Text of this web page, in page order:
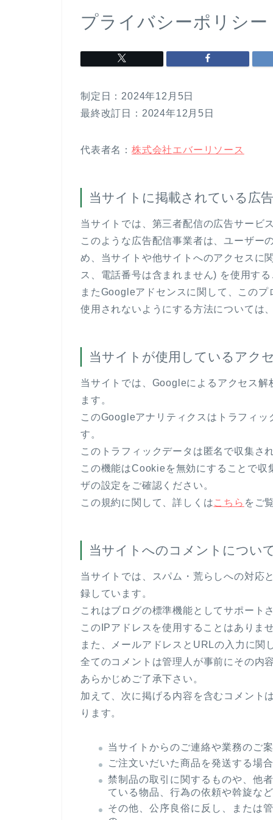
プライバシーポリシー
制定日：2024年12月5日
最終改訂日：2024年12月5日
代表者名： 株式会社エバーリソース
当サイトに掲載されている広
当サイトでは、第三者配信の広告サービ
このような広告配信事業者は、ユーザー
め、当サイトや他サイトへのアクセスに
ス、電話番号は含まれません) を使用す
またGoogleアドセンスに関して、この
使用されないようにする方法については
当サイトが使用しているアク
当サイトでは、Googleによるアクセス
ます。
このGoogleアナリティクスはトラフィ
す。
このトラフィックデータは匿名で収集さ
この機能はCookieを無効にすることで
ザの設定をご確認ください。
この規約に関して、詳しくはこちら をご
当サイトへのコメントについ
当サイトでは、スパム・荒らしへの対応
録しています。
これはブログの標準機能としてサポート
このIPアドレスを使用することはありま
また、メールアドレスとURLの入力に関
全てのコメントは管理人が事前にその内
あらかじめご了承下さい。
加えて、次に掲げる内容を含むコメント
ります。
当サイトからのご連絡や業務のご
ご注文いだいた商品を発送する場合
禁制品の取引に関するものや、他
ている物品、行為の依頼や斡旋な
その他、公序良俗に反し、または